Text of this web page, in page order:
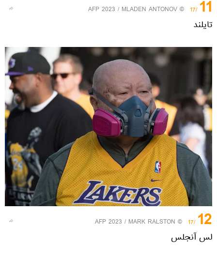
11
/17
© AFP 2023 / MLADEN ANTONOV
تایلند
12
/17
© AFP 2023 / MARK RALSTON
لس آنجلس